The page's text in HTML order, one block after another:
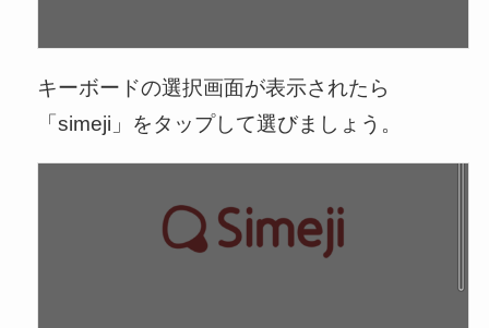
キーボードの選択画面が表示されたら
「simeji」をタップして選びましょう。